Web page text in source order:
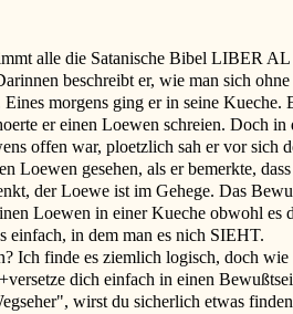
alle die Satanische Bibel LIBER
beschreibt er, wie man sich
morgens ging er in seine
er einen Loewen schreien. Doch
offen war, ploetzlich sah er vor sich
Loewen gesehen, als er bemerkte,
der Loewe ist im Gehege. Das
Loewen in einer Kueche obwohl
in dem man es nich SIEHT.
Ich finde es ziemlich logisch, doch
dich einfach in einen Bewußtsein,
wirst du sicherlich etwas